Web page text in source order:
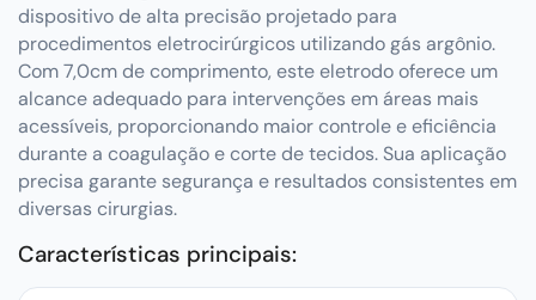
dispositivo de alta precisão projetado para
procedimentos eletrocirúrgicos utilizando gás argônio.
Com 7,0cm de comprimento, este eletrodo oferece um
alcance adequado para intervenções em áreas mais
acessíveis, proporcionando maior controle e eficiência
durante a coagulação e corte de tecidos. Sua aplicação
precisa garante segurança e resultados consistentes em
diversas cirurgias.
Características principais: